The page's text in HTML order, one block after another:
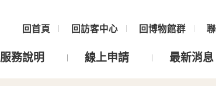
回首頁 回訪客中心 回博物館群
服務說明 線上申請 最新消息